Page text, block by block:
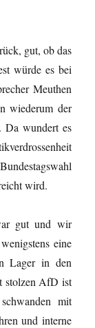
gut, ob das
würde es bei
Meuthen
wiederum der
Da wundert es
wird.
gut und wir
eine
Lager in den
stolzen AfD ist
mit
und interne